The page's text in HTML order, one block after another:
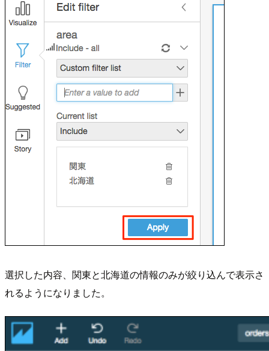
選択した内容、関東と北海道の情報のみが絞り込んで表示さ
れるようになりました。